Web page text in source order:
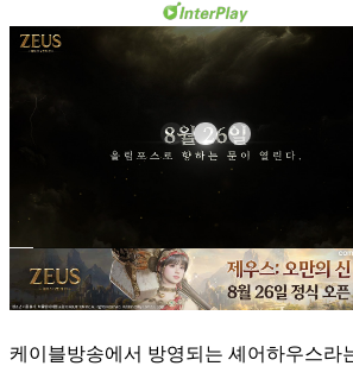
케이블방송에서 방영되는 셰어하우스라